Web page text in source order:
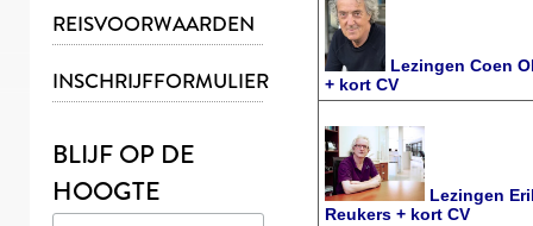
REISVOORWAARDEN
INSCHRIJFFORMULIER
BLIJF OP DE
HOOGTE
Lezingen Coen
+ kort CV
Lezingen
Reukers + kort CV